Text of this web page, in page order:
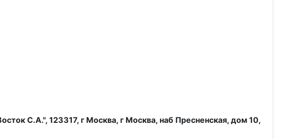
С.А.", 123317, г Москва, г Москва, наб Пресненская, дом 10,